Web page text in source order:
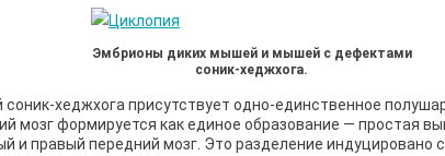
Эмбрионы диких мышей и мышей с дефектами
соник-хеджхога.
хеджхога присутствует одно-единственное
мозг формируется как единое образование — простая
и правый передний мозг. Это разделение индуцировано